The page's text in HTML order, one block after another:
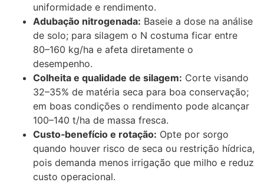
uniformidade e rendimento.
Adubação nitrogenada: Baseie a dose na análise
de solo; para silagem o N costuma ficar entre
80–160 kg/ha e afeta diretamente o
desempenho.
Colheita e qualidade de silagem: Corte visando
32–35% de matéria seca para boa conservação;
em boas condições o rendimento pode alcançar
100–140 t/ha de massa fresca.
Custo‑benefício e rotação: Opte por sorgo
quando houver risco de seca ou restrição hídrica,
pois demanda menos irrigação que milho e reduz
custo operacional.